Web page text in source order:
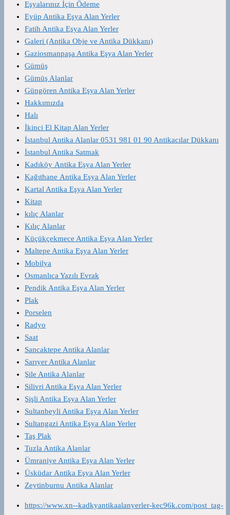
Eşyalarınız İçin Ödeme
Eyüp Antika Eşya Alan Yerler
Fatih Antika Eşya Alan Yerler
Galeri (Antika Obje ve Antika Dükkanı)
Gaziosmanpaşa Antika Eşya Alan Yerler
Gümüş
Gümüş Alanlar
Güngören Antika Eşya Alan Yerler
Hakkımızda
Halı
İkinci El Kitap Alan Yerler
İstanbul Antika Alanlar 0531 981 01 90 Antikacılar Dükkanı
İstanbul Antika Satmak
Kadıköy Antika Eşya Alan Yerler
Kağıthane Antika Eşya Alan Yerler
Kartal Antika Eşya Alan Yerler
Kitap
kılıç Alanlar
Kılıç Alanlar
Küçükçekmece Antika Eşya Alan Yerler
Maltepe Antika Eşya Alan Yerler
Mobilya
Osmanlıca Yazılı Evrak
Pendik Antika Eşya Alan Yerler
Plak
Porselen
Radyo
Saat
Sancaktepe Antika Alanlar
Sarıyer Antika Alanlar
Şile Antika Alanlar
Silivri Antika Eşya Alan Yerler
Şişli Antika Eşya Alan Yerler
Sultanbeyli Antika Eşya Alan Yerler
Sultangazi Antika Eşya Alan Yerler
Taş Plak
Tuzla Antika Alanlar
Ümraniye Antika Eşya Alan Yerler
Üsküdar Antika Eşya Alan Yerler
Zeytinburnu Antika Alanlar
https://www.xn--kadkyantikaalanyerler-kec96k.com/post_tag-